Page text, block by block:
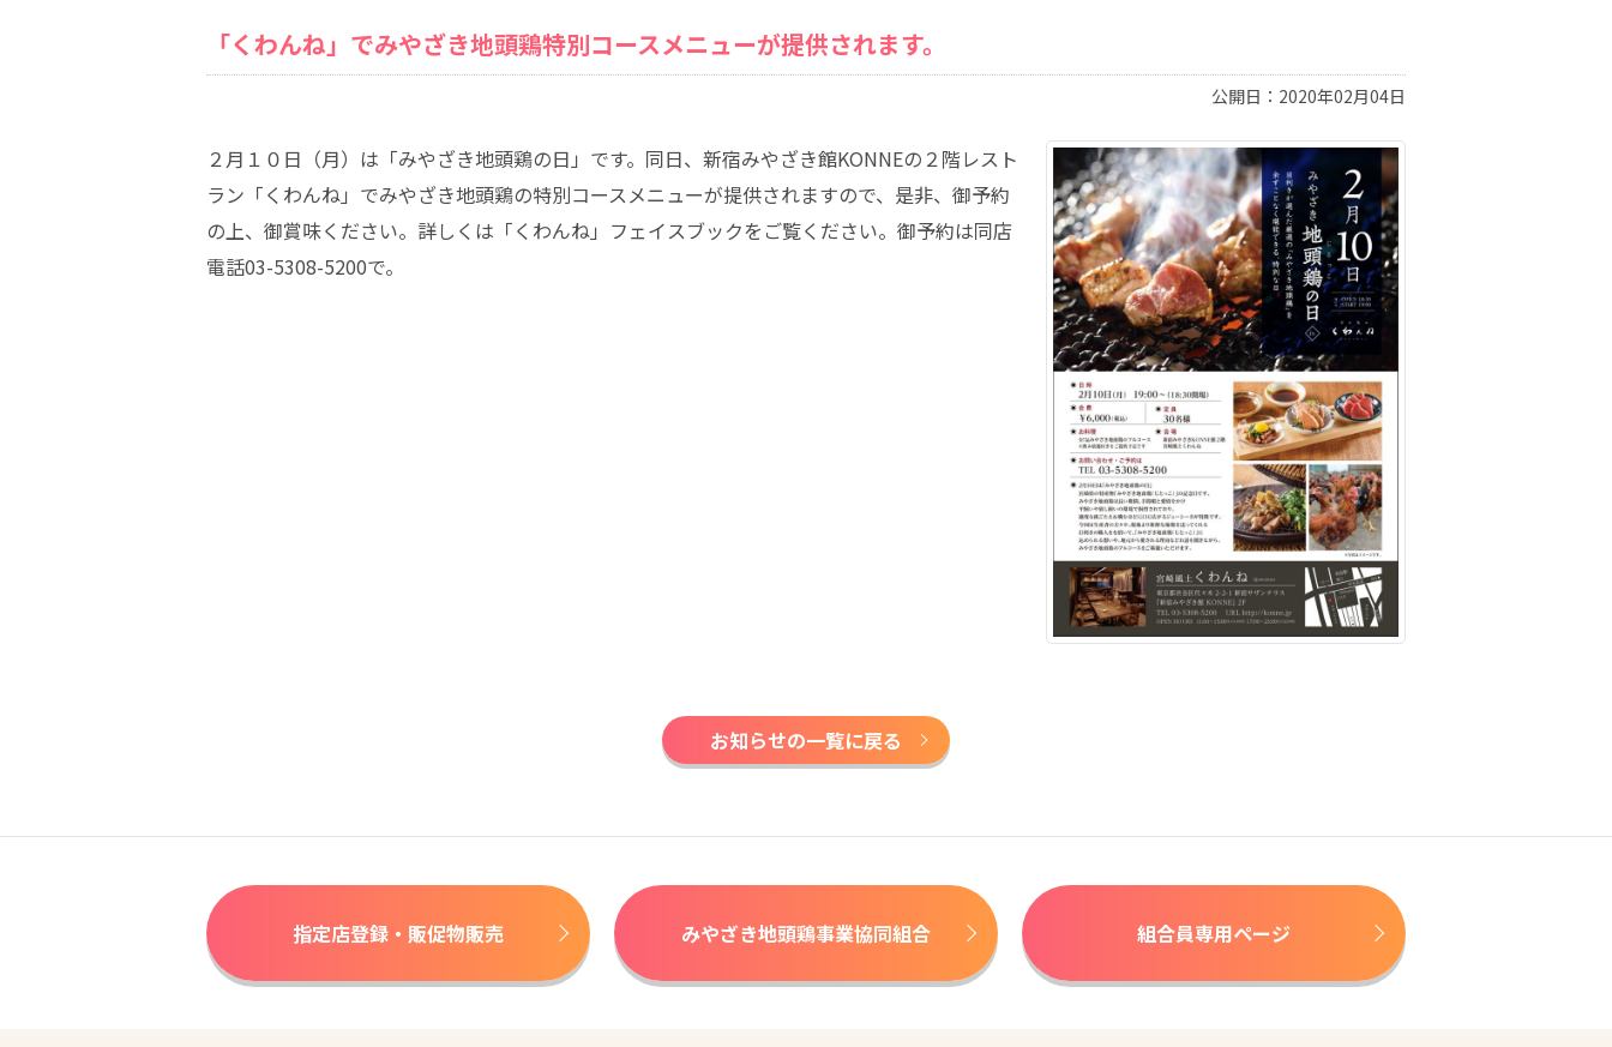
「くわんね」でみやざき地頭鶏特別コースメニューが提供されます。
公開日：2020年02月04日
２月１０日（月）は「みやざき地頭鶏の日」です。同日、新宿みやざき館KONNEの２階レスト
ラン「くわんね」でみやざき地頭鶏の特別コースメニューが提供されますので、是非、御予約
の上、御賞味ください。詳しくは「くわんね」フェイスブックをご覧ください。御予約は同店
電話03-5308-5200で。
お知らせの一覧に戻る
指定店登録・販促物販売 みやざき地頭鶏事業協同組合 組合員専用ページ